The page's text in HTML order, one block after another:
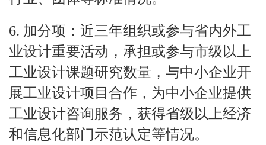
6. 加分项： 近三年组织或参与省内外工
业设计重要活动，承担或参与市级以上
工业设计课题研究数量，与中小企业开
展工业设计项目合作，为中小企业提供
工业设计咨询服务，获得省级以上经济
和信息化部门示范认定等情况。